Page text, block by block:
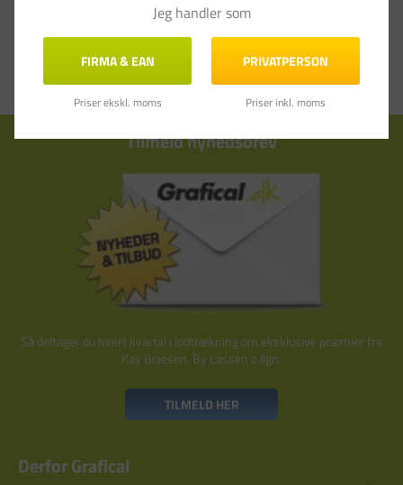
Tilmeld nyhedsbrev
Så deltager du hvert kvartal i lodtrækning om eksklusive præmier fra
Kay Bojesen, By Lassen o.lign.
TILMELD HER
Derfor Grafical
Jeg handler som
FIRMA & EAN
Priser ekskl. moms
PRIVATPERSON
Priser inkl. moms